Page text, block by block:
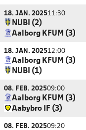
18. JAN. 202511:30
NUBI (2)
Aalborg KFUM (3)
18. JAN. 202512:00
Aalborg KFUM (3)
NUBI (1)
08. FEB. 202509:00
Aalborg KFUM (3)
Aabybro IF (3)
08. FEB. 202509:20